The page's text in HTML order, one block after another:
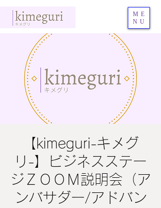
ME
NU
【kimeguri-キメグ
リ-】ビジネスステー
ジＺＯＯＭ説明会（ア
ンバサダー/アドバン